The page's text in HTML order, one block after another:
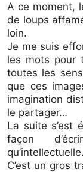
A ce moment,
de loups
loin.
Je me suis
les mots pour
toutes les
que ces
imagination
le partager…
La suite s’est
façon
qu’intellectuelle.
C’est un gros